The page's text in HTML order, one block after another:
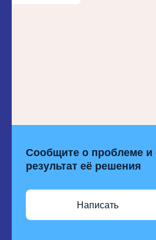
Сообщите о проблеме и
результат её решения
Написать